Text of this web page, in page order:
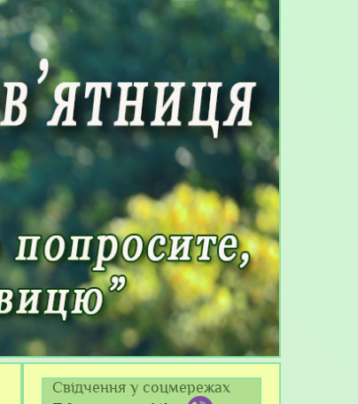
Свідчення у соцмережах